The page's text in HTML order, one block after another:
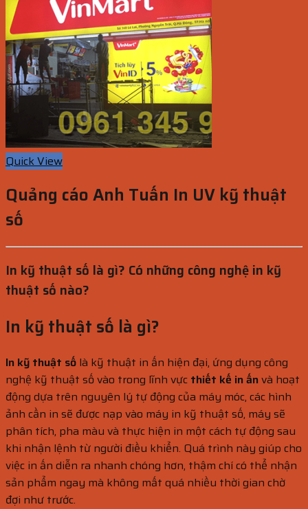
Quick View
Quảng cáo Anh Tuấn In UV kỹ thuật
số
In kỹ thuật số là gì? Có những công nghệ in kỹ
thuật số nào?
In kỹ thuật số là gì?
In kỹ thuật số là kỹ thuật in ấn hiện đại, ứng dụng công
nghệ kỹ thuật số vào trong lĩnh vực thiết kế in ấnvà hoạt
động dựa trên nguyên lý tự động của máy móc, các hình
ảnh cần in sẽ được nạp vào máy in kỹ thuật số, máy sẽ
phân tích, pha màu và thực hiện in một cách tự động sau
khi nhận lệnh từ người điều khiển. Quá trình này giúp cho
việc in ấn diễn ra nhanh chóng hơn, thậm chí có thể nhận
sản phẩm ngay mà không mất quá nhiều thời gian chờ
đợi như trước.